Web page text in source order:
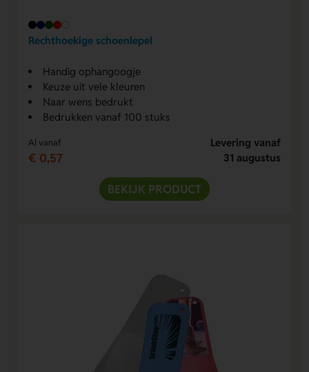
Rechthoekige schoenlepel
Handig ophangoogje
Keuze uit vele kleuren
Naar wens bedrukt
Bedrukken vanaf 100 stuks
Al vanaf
€ 0,57
Levering vanaf
31 augustus
BEKIJK PRODUCT